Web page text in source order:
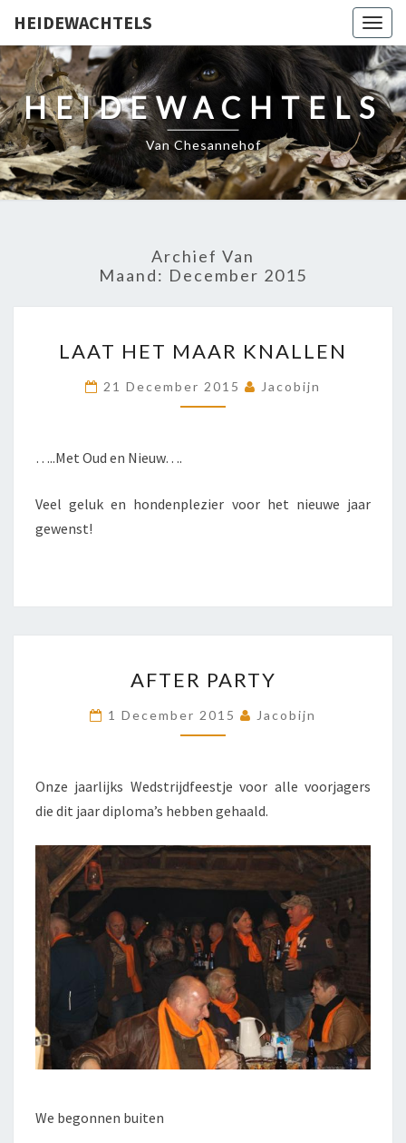
HEIDEWACHTELS
HEIDEWACHTELS
Van Chesannehof
Archief Van
Maand: December 2015
HET
MAAR
KNALLEN
LAAT HET MAAR KNALLEN
21 December 2015 Jacobijn
…..Met Oud en Nieuw….
Veel geluk en hondenplezier voor het nieuwe jaar
gewenst!
PARTY
AFTER PARTY
1 December 2015 Jacobijn
Onze jaarlijks Wedstrijdfeestje voor alle voorjagers
die dit jaar diploma’s hebben gehaald.
We begonnen buiten